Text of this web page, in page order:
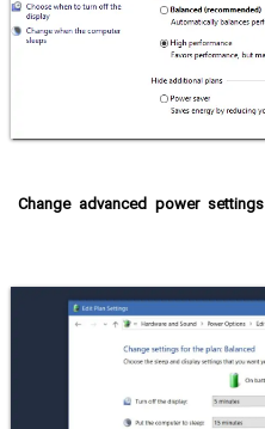
Change advanced power settings